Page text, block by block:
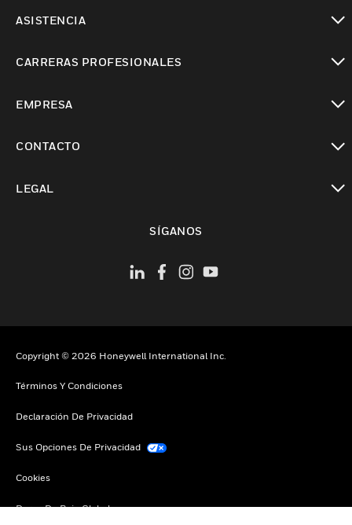
ASISTENCIA
CARRERAS PROFESIONALES
EMPRESA
CONTACTO
LEGAL
SÍGANOS
Copyright © 2026 Honeywell International Inc.
Términos Y Condiciones
Declaración De Privacidad
Sus Opciones De Privacidad
Cookies
Darse De Baja Global